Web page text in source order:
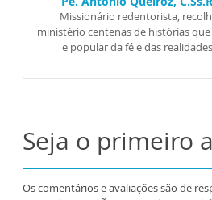
Missionário redentorista,
ministério centenas de histórias
e popular da fé e das
Seja o primeiro
Os comentários e avaliações são de